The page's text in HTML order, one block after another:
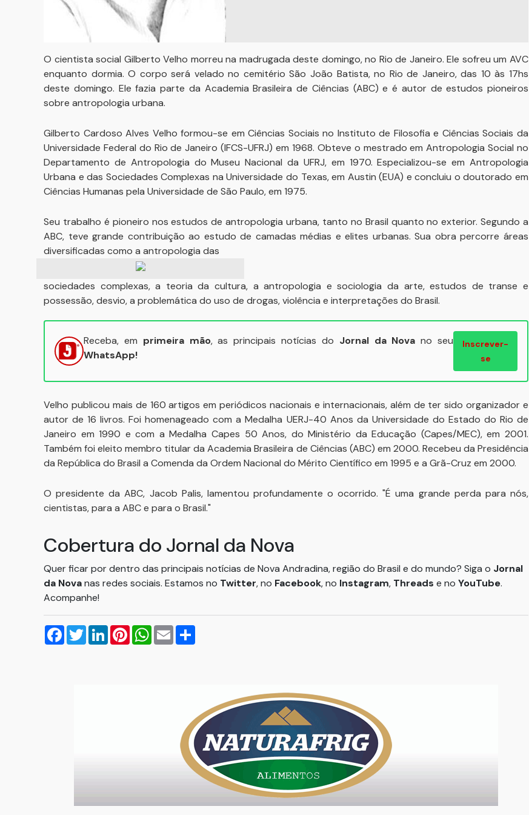
O cientista social Gilberto Velho morreu na madrugada deste domingo, no Rio de Janeiro. Ele sofreu um AVC
enquanto dormia. O corpo será velado no cemitério São João Batista, no Rio de Janeiro, das 10 às 17hs
deste domingo. Ele fazia parte da Academia Brasileira de Ciências (ABC) e é autor de estudos pioneiros
sobre antropologia urbana.
Gilberto Cardoso Alves Velho formou-se em Ciências Sociais no Instituto de Filosofia e Ciências Sociais da
Universidade Federal do Rio de Janeiro (IFCS-UFRJ) em 1968. Obteve o mestrado em Antropologia Social no
Departamento de Antropologia do Museu Nacional da UFRJ, em 1970. Especializou-se em Antropologia
Urbana e das Sociedades Complexas na Universidade do Texas, em Austin (EUA) e concluiu o doutorado em
Ciências Humanas pela Universidade de São Paulo, em 1975.
Seu trabalho é pioneiro nos estudos de antropologia urbana, tanto no Brasil quanto no exterior. Segundo a
ABC, teve grande contribuição ao estudo de camadas médias e elites urbanas. Sua obra percorre áreas
diversificadas como a antropologia das
sociedades complexas, a teoria da cultura, a antropologia e sociologia da arte, estudos de transe e
possessão, desvio, a problemática do uso de drogas, violência e interpretações do Brasil.
Receba, em primeira mão, as principais notícias do Jornal da Nova no seu
WhatsApp!
Inscrever-
se
Velho publicou mais de 160 artigos em periódicos nacionais e internacionais, além de ter sido organizador e
autor de 16 livros. Foi homenageado com a Medalha UERJ-40 Anos da Universidade do Estado do Rio de
Janeiro em 1990 e com a Medalha Capes 50 Anos, do Ministério da Educação (Capes/MEC), em 2001.
Também foi eleito membro titular da Academia Brasileira de Ciências (ABC) em 2000. Recebeu da Presidência
da República do Brasil a Comenda da Ordem Nacional do Mérito Científico em 1995 e a Grã-Cruz em 2000.
O presidente da ABC, Jacob Palis, lamentou profundamente o ocorrido. "É uma grande perda para nós,
cientistas, para a ABC e para o Brasil."
Cobertura do Jornal da Nova
Quer ficar por dentro das principais notícias de Nova Andradina, região do Brasil e do mundo? Siga o Jornal
da Novanas redes sociais. Estamos no Twitter, no Facebook, no Instagram, Threads e no YouTube.
Acompanhe!
Facebook
TwitterLinkedInPinterestWhatsApp
Email